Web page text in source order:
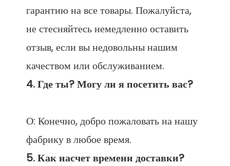
гарантию на все товары. Пожалуйста,
не стесняйтесь немедленно оставить
отзыв, если вы недовольны нашим
О: Конечно, добро пожаловать на нашу